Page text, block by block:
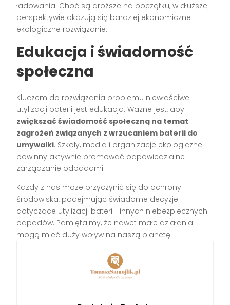
ładowania. Choć są droższe na początku, w dłuższej
perspektywie okazują się bardziej ekonomiczne i
ekologiczne rozwiązanie.
Edukacja i świadomość
społeczna
Kluczem do rozwiązania problemu niewłaściwej
utylizacji baterii jest edukacja. Ważne jest, aby
zwiększać świadomość społeczną na temat
zagrożeń związanych z wrzucaniem baterii do
umywalki. Szkoły, media i organizacje ekologiczne
powinny aktywnie promować odpowiedzialne
zarządzanie odpadami.
Każdy z nas może przyczynić się do ochrony
środowiska, podejmując świadome decyzje
dotyczące utylizacji baterii i innych niebezpiecznych
odpadów. Pamiętajmy, że nawet małe działania
mogą mieć duży wpływ na naszą planetę.